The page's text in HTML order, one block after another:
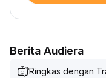
Berita Audiera
Ringkas dengan